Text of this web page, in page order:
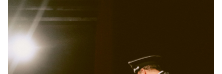
Mi. 25.11.2026
17:00–18:40 Uhr